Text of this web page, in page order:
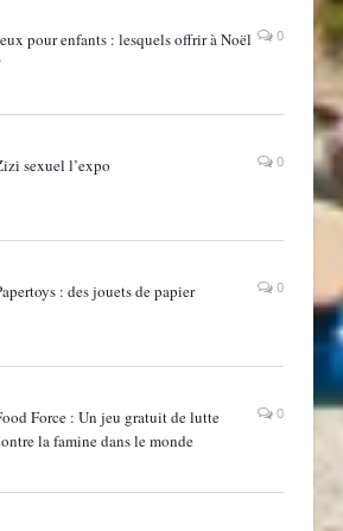
0
pour enfants : lesquels offrir à Noël
0
sexuel l’expo
0
: des jouets de papier
0
Force : Un jeu gratuit de lutte
la famine dans le monde